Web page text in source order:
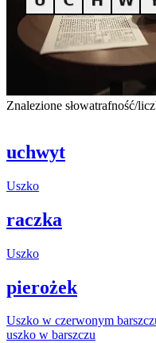
Znalezione słowatrafność/
uchwyt
Uszko
raczka
Uszko
pierożek
Uszko w czerwonym
uszko w barszczu